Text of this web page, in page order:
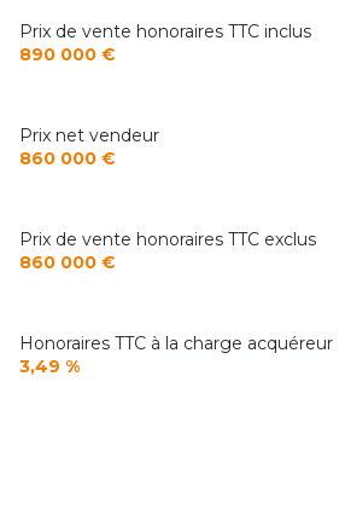
2 niveau(x)
cave
Prix de vente honoraires TTC inclus
890 000 €
Prix net vendeur
860 000 €
Prix de vente honoraires TTC exclus
860 000 €
Honoraires TTC à la charge acquéreur
3,49 %